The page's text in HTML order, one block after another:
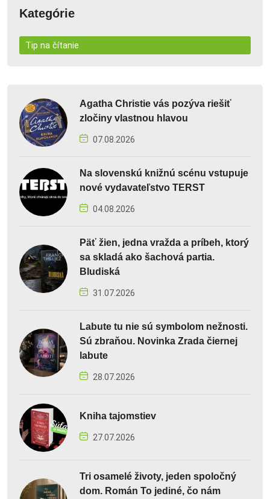
Kategórie
Tip na čítanie
Agatha Christie vás pozýva riešiť
zločiny vlastnou hlavou
07.08.2026
Na slovenskú knižnú scénu vstupuje
nové vydavateľstvo TERST
04.08.2026
Päť žien, jedna vražda a príbeh, ktorý
sa skladá ako šachová partia.
Bludiská
31.07.2026
Labute tu nie sú symbolom nežnosti.
Sú zbraňou. Novinka Zrada čiernej
labute
28.07.2026
Kniha tajomstiev
27.07.2026
Tri osamelé životy, jeden spoločný
dom. Román To jediné, čo nám